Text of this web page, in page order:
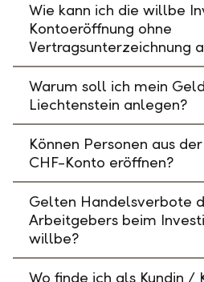
Wie kann ich die willbe
Kontoeröffnung ohne
Vertragsunterzeichnung
Warum soll ich mein
Liechtenstein anlegen?
Können Personen aus
CHF-Konto eröffnen?
Gelten Handelsverbote
Arbeitgebers beim
willbe?
Wo finde ich als Kundin /